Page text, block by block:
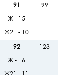
91
99
Ж - 15
Ж21 - 10
92
123
Ж - 16